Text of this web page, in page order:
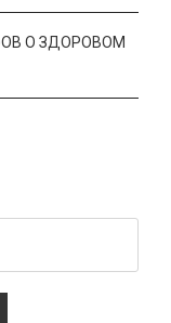
О ЗДОРОВОМ